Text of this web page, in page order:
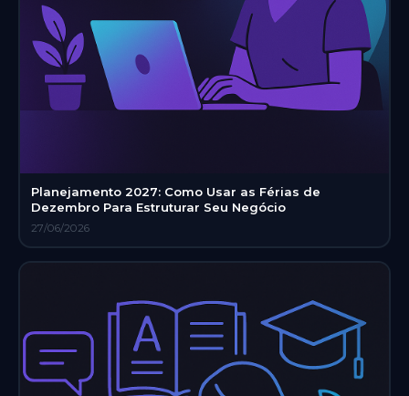
Planejamento 2027: Como Usar as Férias de
Dezembro Para Estruturar Seu Negócio
27/06/2026